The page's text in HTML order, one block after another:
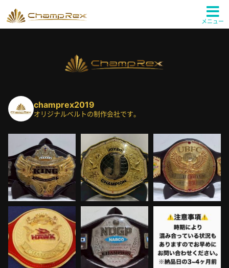
メニュー
champrex2019
オリジナルベルトの制作会社です。